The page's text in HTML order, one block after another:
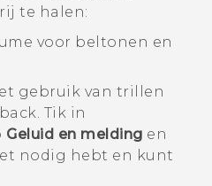
te halen:
voor beltonen en
gebruik van trillen
Tik in
Geluid en melding en
nodig hebt en kunt